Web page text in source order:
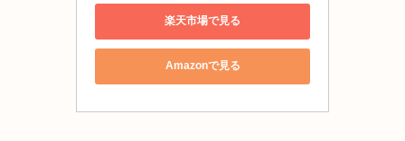
楽天市場で見る
Amazonで見る